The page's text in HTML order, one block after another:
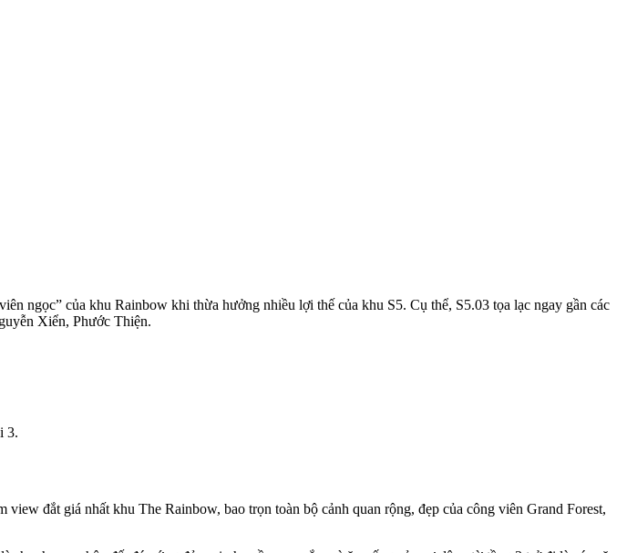
ngọc” của khu Rainbow khi thừa hưởng nhiều lợi thế của khu S5. Cụ thể, S5.03 tọa lạc ngay gần các
Xiển, Phước Thiện.
3.
đắt giá nhất khu The Rainbow, bao trọn toàn bộ cảnh quan rộng, đẹp của công viên Grand Forest,